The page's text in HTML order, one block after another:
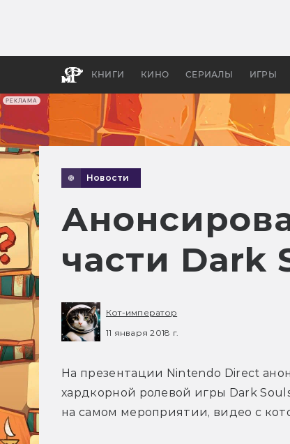
РЕКЛАМА
КНИГИ КИНО СЕРИАЛЫ ИГРЫ
Новости
части Dark
Кот-император
11 января 2018 г.
На презентации Nintendo Direct
хардкорной ролевой игры Dark
на самом мероприятии, видео с